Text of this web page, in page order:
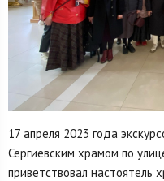
17 апреля 2023 года
Сергиевским храмом по
приветствовал настоятель